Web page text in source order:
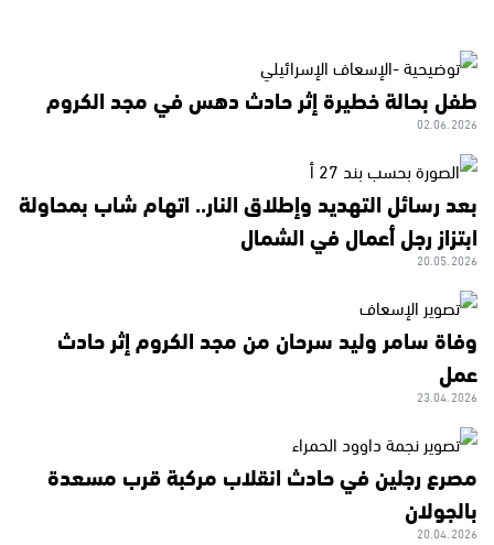
طفل بحالة خطيرة إثر حادث دهس في مجد الكروم
02.06.2026
بعد رسائل التهديد وإطلاق النار.. اتهام شاب بمحاولة
ابتزاز رجل أعمال في الشمال
20.05.2026
وفاة سامر وليد سرحان من مجد الكروم إثر حادث
عمل
23.04.2026
مصرع رجلين في حادث انقلاب مركبة قرب مسعدة
بالجولان
20.04.2026